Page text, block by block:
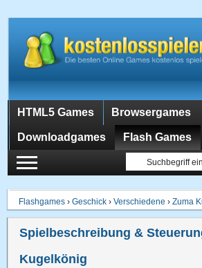
HTML5 Games Browsergames
Downloadgames Flash Games
Flashgames ›Geschick ›Verschiedene ›Zuma
Spielbeschreibung &
Kugelkönig